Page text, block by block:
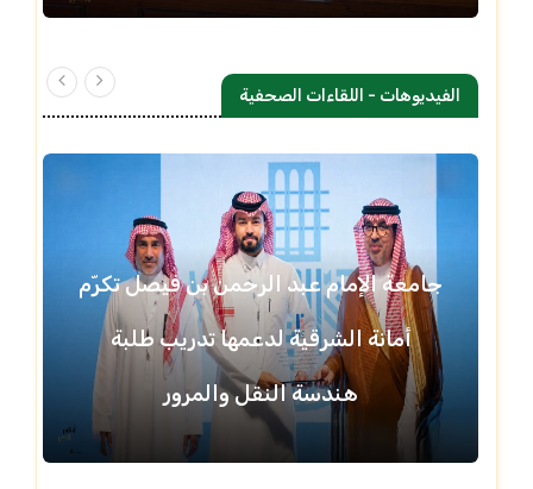
الفيديوهات - اللقاءات الصحفية
جامعة الإمام عبد الرحمن بن فيصل تكرّم
أمانة الشرقية لدعمها تدريب طلبة
هندسة النقل والمرور